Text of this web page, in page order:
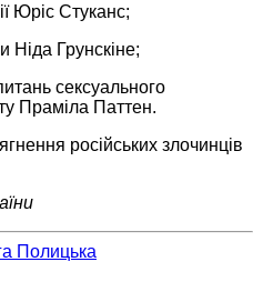
Юріс Стуканс;
Ніда Грунскіне;
сексуального
Праміла Паттен.
російських злочинців
Полицька